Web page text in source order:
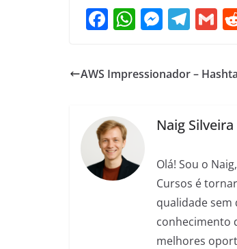
F
c
e
o
o
k
W
at
s
M
ss
e
g
T
gr
m
G
ai
l
AWS Impressionador –
Naig Silveira
Olá! Sou o
Cursos é
qualidade sem
conhecimento
melhores